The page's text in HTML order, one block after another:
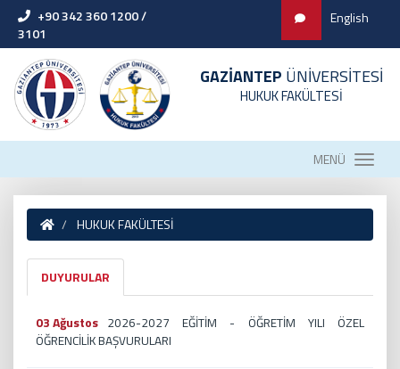
+90 342 360 1200 /
3101
English
GAZİANTEP ÜNİVERSİTESİ
HUKUK FAKÜLTESİ
MENÜ
HUKUK FAKÜLTESİ
DUYURULAR
03 Ağustos 2026-2027 EĞİTİM - ÖĞRETİM YILI ÖZEL
ÖĞRENCİLİK BAŞVURULARI